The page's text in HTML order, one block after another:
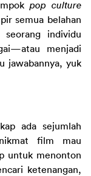
semua belahan
individu
menjadi
jawabannya, yuk
ada sejumlah
film mau
untuk menonton
ketenangan,